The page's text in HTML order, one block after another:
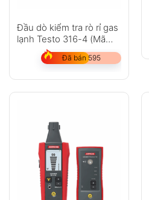
Đầu dò kiểm tra rò rỉ gas
lạnh Testo 316-4 (Mã
0554 3180)
Đã bán 595